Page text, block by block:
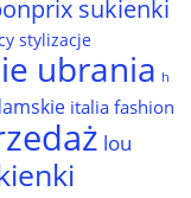
sukienki
stylizacje
ubrania h
italia fashion
lou